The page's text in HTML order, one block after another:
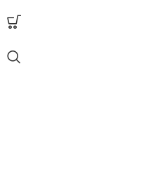
Destinazione d’uso:
rivestimenti per esterni
Resistente all’usura